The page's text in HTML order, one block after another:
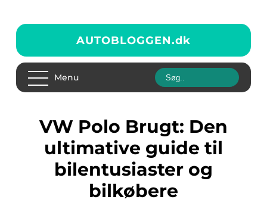
AUTOBLOGGEN.dk
Menu
VW Polo Brugt: Den
ultimative guide til
bilentusiaster og
bilkøbere